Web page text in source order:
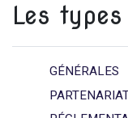
Les
GÉNÉRALES